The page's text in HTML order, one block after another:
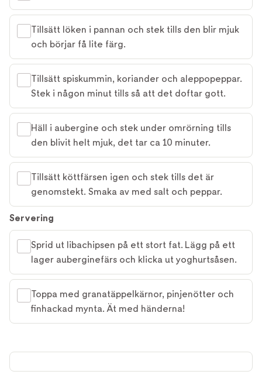
Tillsätt löken i pannan och stek tills den blir mjuk
och börjar få lite färg.
Tillsätt spiskummin, koriander och aleppopeppar.
Stek i någon minut tills så att det doftar gott.
Häll i aubergine och stek under omrörning tills
den blivit helt mjuk, det tar ca 10 minuter.
Tillsätt köttfärsen igen och stek tills det är
genomstekt. Smaka av med salt och peppar.
Servering
Sprid ut libachipsen på ett stort fat. Lägg på ett
lager auberginefärs och klicka ut yoghurtsåsen.
Toppa med granatäppelkärnor, pinjenötter och
finhackad mynta. Ät med händerna!